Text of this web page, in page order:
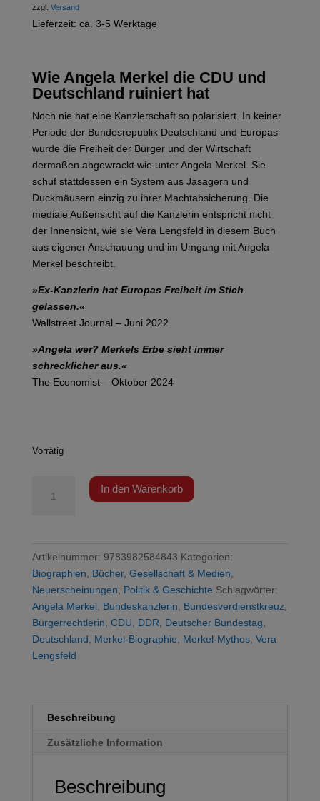
zzgl. Versand
Lieferzeit: ca. 3-5 Werktage
Wie Angela Merkel die CDU und
Deutschland ruiniert hat
Noch nie hat eine Kanzlerschaft so polarisiert. In keiner
Periode der Bundesrepublik Deutschland und Europas
wurde die Freiheit der Bürger und der Wirtschaft
dermaßen abgewrackt wie unter Angela Merkel. Sie
schuf stattdessen ein System aus Jasagern und
Duckmäusern einzig zu ihrer Machtabsicherung. Die
mediale Außensicht auf die Kanzlerin entspricht nicht
der Innensicht, wie sie Vera Lengsfeld in diesem Buch
aus eigener Anschauung und im Umgang mit Angela
Merkel beschreibt.
»Ex-Kanzlerin hat Europas Freiheit im Stich
gelassen.«
Wallstreet Journal – Juni 2022
»Angela wer? Merkels Erbe sieht immer
schrecklicher aus.«
The Economist – Oktober 2024
Vorrätig
In den Warenkorb
Artikelnummer: 9783982584843 Kategorien:
Biographien, Bücher, Gesellschaft & Medien,
Neuerscheinungen, Politik & Geschichte Schlagwörter:
Angela Merkel, Bundeskanzlerin, Bundesverdienstkreuz,
Bürgerrechtlerin, CDU, DDR, Deutscher Bundestag,
Deutschland, Merkel-Biographie, Merkel-Mythos, Vera
Lengsfeld
Beschreibung
Zusätzliche Information
Beschreibung